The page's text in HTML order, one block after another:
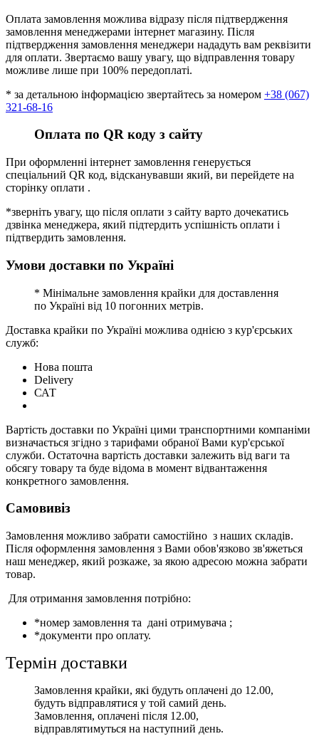
Оплата замовлення можлива відразу після підтвердження
замовлення менеджерами інтернет магазину. Після
підтвердження замовлення менеджери нададуть вам реквізити
для оплати. Звертаємо вашу увагу, що відправлення товару
можливе лише при 100% передоплаті.
* за детальною інформацією звертайтесь за номером +38 (067)
321-68-16
Оплата по QR коду з сайту
При оформленні інтернет замовлення генерується
спеціальний QR код, відсканувавши який, ви перейдете на
сторінку оплати .
*зверніть увагу, що після оплати з сайту варто дочекатись
дзвінка менеджера, який підтердить успішність оплати і
підтвердить замовлення.
Умови доставки по Україні
* Мінімальне замовлення крайки для доставлення
по Україні від 10 погонних метрів.
Доставка крайки по Україні можлива однією з кур'єрських
служб:
Нова пошта
Delivery
САТ
Вартість доставки по Україні цими транспортними компаніми
визначається згідно з тарифами обраної Вами кур'єрської
служби. Остаточна вартість доставки залежить від ваги та
обсягу товару та буде відома в момент відвантаження
конкретного замовлення.
Самовивіз
Замовлення можливо забрати самостійно з наших складів.
Після оформлення замовлення з Вами обов'язково зв'яжеться
наш менеджер, який розкаже, за якою адресою можна забрати
товар.
Для отримання замовлення потрібно:
*номер замовлення та дані отримувача ;
*документи про оплату.
Термін доставки
Замовлення крайки, які будуть оплачені до 12.00,
будуть відправлятися у той самий день.
Замовлення, оплачені після 12.00,
відправлятимуться на наступний день.